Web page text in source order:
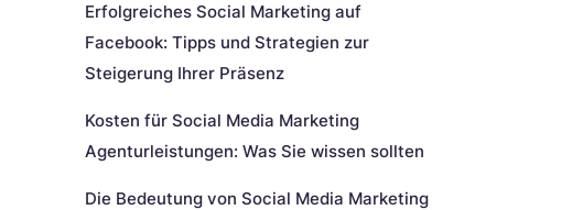
Erfolgreiches Social Marketing auf
Facebook: Tipps und Strategien zur
Steigerung Ihrer Präsenz
Kosten für Social Media Marketing
Agenturleistungen: Was Sie wissen sollten
Die Bedeutung von Social Media Marketing